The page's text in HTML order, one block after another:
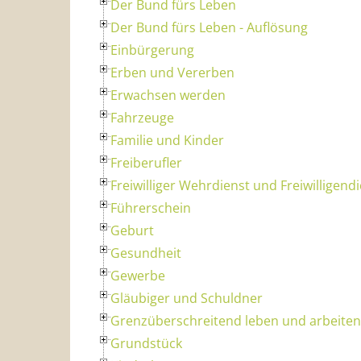
Der Bund fürs Leben
Der Bund fürs Leben - Auflösung
Einbürgerung
Erben und Vererben
Erwachsen werden
Fahrzeuge
Familie und Kinder
Freiberufler
Freiwilliger Wehrdienst und
Führerschein
Geburt
Gesundheit
Gewerbe
Gläubiger und Schuldner
Grenzüberschreitend leben und arbeiten
Grundstück